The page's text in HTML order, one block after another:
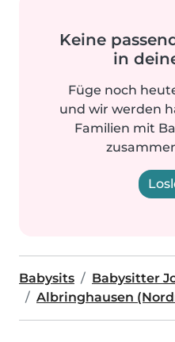
Keine
in
Füge noch
und wir werden
Familien mit
Babysits
Babysitter
Albringhausen